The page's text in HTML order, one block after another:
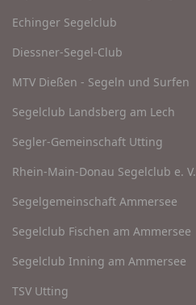
Echinger Segelclub
Diessner-Segel-Club
MTV Dießen - Segeln und Surfen
Segelclub Landsberg am Lech
Segler-Gemeinschaft Utting
Rhein-Main-Donau Segelclub e. V.
Segelgemeinschaft Ammersee
Segelclub Fischen am Ammersee
Segelclub Inning am Ammersee
TSV Utting